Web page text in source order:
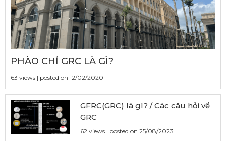
PHÀO CHỈ GRC LÀ GÌ?
63 views | posted on 12/02/2020
GFRC(GRC) là gì? / Các câu hỏi về
GRC
62 views| posted on 25/08/2023